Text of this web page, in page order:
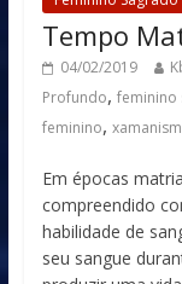
Tempo
04/02/2019
Profundo, feminino
feminino,
Em épocas
compreendido
habilidade de
seu sangue